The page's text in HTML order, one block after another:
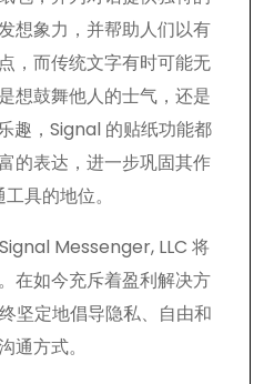
想象力，并帮助人们以有
，而传统文字有时可能无
想鼓舞他人的士气，还是
趣，Signal 的贴纸功能都
的表达，进一步巩固其作
具的地位。
Messenger, LLC 将
在如今充斥着盈利解决方
坚定地倡导隐私、自由和
通方式。